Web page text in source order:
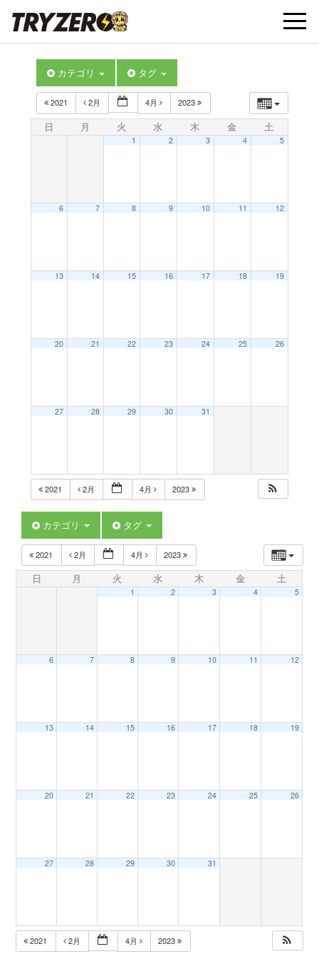
t
t
i
カテゴリ タグ
2021 2月 4月 2023
日 月 火 水 木 金 土
1 2 3 4 5
6 7 8 9 10 11 12
13 14 15 16 17 18 19
20 21 22 23 24 25 26
27 28 29 30 31
2021 2月 4月 2023
カテゴリ タグ
2021 2月 4月 2023
日 月 火 水 木 金 土
1 2 3 4 5
6 7 8 9 10 11 12
13 14 15 16 17 18 19
20 21 22 23 24 25 26
27 28 29 30 31
2021 2月 4月 2023